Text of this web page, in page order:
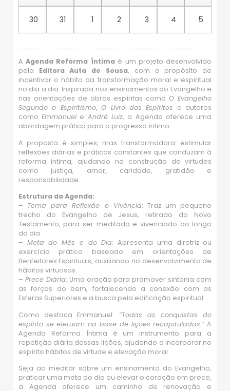
30 31 1 2 3 4 5
AAgenda Reforma Íntima é um projeto desenvolvido
pela Editora Auta de Sousa, com o propósito de
incentivar o hábito da transformação moral e espiritual
no dia a dia. Inspirada nos ensinamentos do Evangelho e
nas orientações de obras espíritas comoO Evangelho
Segundo o Espiritismo,O Livro dos Espíritos e autores
comoEmmanuel e André Luiz, a Agenda oferece uma
abordagem prática para o progresso íntimo.
A proposta é simples, mas transformadora: estimular
reflexões diárias e práticas constantes que conduzam à
reforma íntima, ajudando na construção de virtudes
como justiça, amor, caridade, gratidão e
responsabilidade.
Estrutura da Agenda:
– Tema para Reflexão e Vivência: Traz um pequeno
trecho do Evangelho de Jesus, retirado do Novo
Testamento, para ser meditado e vivenciado ao longo
do dia.
– Meta do Mês e do Dia: Apresenta uma diretriz ou
exercício prático baseado em orientações de
Benfeitores Espirituais, auxiliando no desenvolvimento de
hábitos virtuosos.
– Prece Diária: Uma oração para promover sintonia com
as forças do bem, fortalecendo a conexão com as
Esferas Superiores e a busca pela edificação espiritual.
Como destaca Emmanuel: “Todas as conquistas do
espírito se efetuam na base de lições recapituladas.”A
Agenda Reforma Íntima é um instrumento para a
repetição diária dessas lições, ajudando a incorporar no
espírito hábitos de virtude e elevação moral.
Seja ao meditar sobre um ensinamento do Evangelho,
praticar uma meta do dia ou elevar o coração em prece,
a Agenda oferece um caminho de renovação e